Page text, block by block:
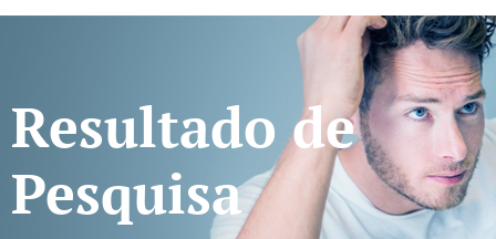
Resultado de
Pesquisa